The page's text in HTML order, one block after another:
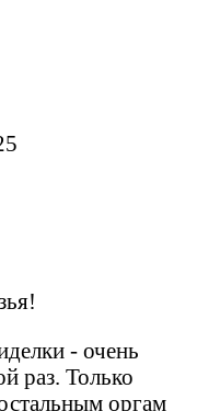
- очень
раз. Только
оргам